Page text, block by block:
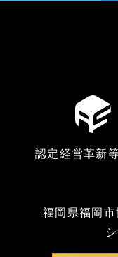
認定経営革新
福岡県福岡